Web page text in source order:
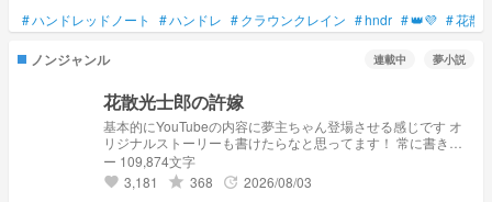
#ハンドレッドノート #ハンドレ #クラウンクレイン #hndr #👑💜 #花散
ノンジャンル 連載中 夢小説
花散光士郎の許嫁
基本的にYouTubeの内容に夢主ちゃん登場させる感じです オ
リジナルストーリーも書けたらなと思ってます！ 常に書き直
ししてます 不定期更新です 今の表紙気に入ってる これはあら
すじと言えるのか…？
ー 109,874文字
favorite 3,181 grade 368 update 2026/08/03